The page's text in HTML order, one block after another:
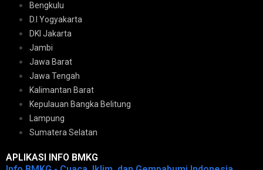
Bengkulu
D.I Yogyakarta
DKI Jakarta
Jambi
Jawa Barat
Jawa Tengah
Kalimantan Barat
Kepulauan Bangka Belitung
Lampung
Sumatera Selatan
APLIKASI INFO BMKG